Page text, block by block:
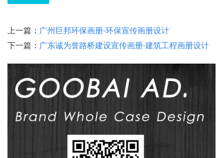
上一篇： 广州巨邦环保画册-环保宣传画册设计
下一篇： 广东诚为誉路桥建设宣传画册-建筑工程画册设计